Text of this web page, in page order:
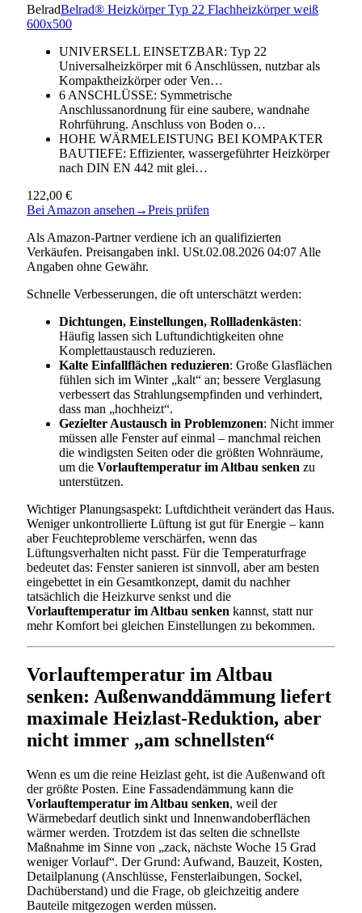
BelradBelrad® Heizkörper Typ 22 Flachheizkörper weiß
600x500
UNIVERSELL EINSETZBAR: Typ 22
Universalheizkörper mit 6 Anschlüssen, nutzbar als
Kompaktheizkörper oder Ven…
6 ANSCHLÜSSE: Symmetrische
Anschlussanordnung für eine saubere, wandnahe
Rohrführung. Anschluss von Boden o…
HOHE WÄRMELEISTUNG BEI KOMPAKTER
BAUTIEFE: Effizienter, wassergeführter Heizkörper
nach DIN EN 442 mit glei…
122,00 €
Bei Amazon ansehen →Preis prüfen
Als Amazon-Partner verdiene ich an qualifizierten
Verkäufen. Preisangaben inkl. USt.02.08.2026 04:07 Alle
Angaben ohne Gewähr.
Schnelle Verbesserungen, die oft unterschätzt werden:
Dichtungen, Einstellungen, Rollladenkästen:
Häufig lassen sich Luftundichtigkeiten ohne
Komplettaustausch reduzieren.
Kalte Einfallflächen reduzieren: Große Glasflächen
fühlen sich im Winter „kalt“ an; bessere Verglasung
verbessert das Strahlungsempfinden und verhindert,
dass man „hochheizt“.
Gezielter Austausch in Problemzonen: Nicht immer
müssen alle Fenster auf einmal – manchmal reichen
die windigsten Seiten oder die größten Wohnräume,
um die Vorlauftemperatur im Altbau senken zu
unterstützen.
Wichtiger Planungsaspekt: Luftdichtheit verändert das Haus.
Weniger unkontrollierte Lüftung ist gut für Energie – kann
aber Feuchteprobleme verschärfen, wenn das
Lüftungsverhalten nicht passt. Für die Temperaturfrage
bedeutet das: Fenster sanieren ist sinnvoll, aber am besten
eingebettet in ein Gesamtkonzept, damit du nachher
tatsächlich die Heizkurve senkst und die
Vorlauftemperatur im Altbau senken kannst, statt nur
mehr Komfort bei gleichen Einstellungen zu bekommen.
Vorlauftemperatur im Altbau
senken: Außenwanddämmung liefert
maximale Heizlast-Reduktion, aber
nicht immer „am schnellsten“
Wenn es um die reine Heizlast geht, ist die Außenwand oft
der größte Posten. Eine Fassadendämmung kann die
Vorlauftemperatur im Altbau senken, weil der
Wärmebedarf deutlich sinkt und Innenwandoberflächen
wärmer werden. Trotzdem ist das selten die schnellste
Maßnahme im Sinne von „zack, nächste Woche 15 Grad
weniger Vorlauf“. Der Grund: Aufwand, Bauzeit, Kosten,
Detailplanung (Anschlüsse, Fensterlaibungen, Sockel,
Dachüberstand) und die Frage, ob gleichzeitig andere
Bauteile mitgezogen werden müssen.